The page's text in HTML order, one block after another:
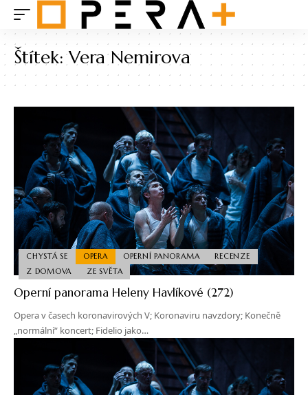
Štítek:Vera Nemirova
CHYSTÁ SE OPERA OPERNÍ PANORAMA
RECENZE
Z DOMOVA
ZE SVĚTA
Operní panorama Heleny Havlíkové (272)
Opera v časech koronavirových V; Koronaviru navzdory; Konečně
„normální“ koncert; Fidelio jako…